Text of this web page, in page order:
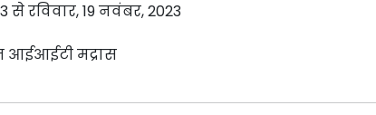
से रविवार, 19 नवंबर, 2023
मद्रास